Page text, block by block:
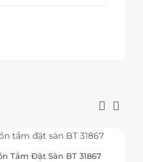
Tắm Đặt Sàn BT 31867